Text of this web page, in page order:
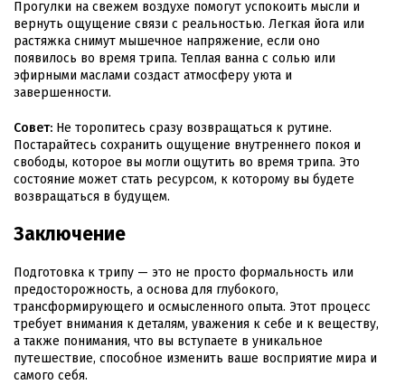
Прогулки на свежем воздухе помогут успокоить мысли и
вернуть ощущение связи с реальностью. Легкая йога или
растяжка снимут мышечное напряжение, если оно
появилось во время трипа. Теплая ванна с солью или
эфирными маслами создаст атмосферу уюта и
завершенности.
Совет: Не торопитесь сразу возвращаться к рутине.
Постарайтесь сохранить ощущение внутреннего покоя и
свободы, которое вы могли ощутить во время трипа. Это
состояние может стать ресурсом, к которому вы будете
возвращаться в будущем.
Заключение
Подготовка к трипу — это не просто формальность или
предосторожность, а основа для глубокого,
трансформирующего и осмысленного опыта. Этот процесс
требует внимания к деталям, уважения к себе и к веществу,
а также понимания, что вы вступаете в уникальное
путешествие, способное изменить ваше восприятие мира и
самого себя.